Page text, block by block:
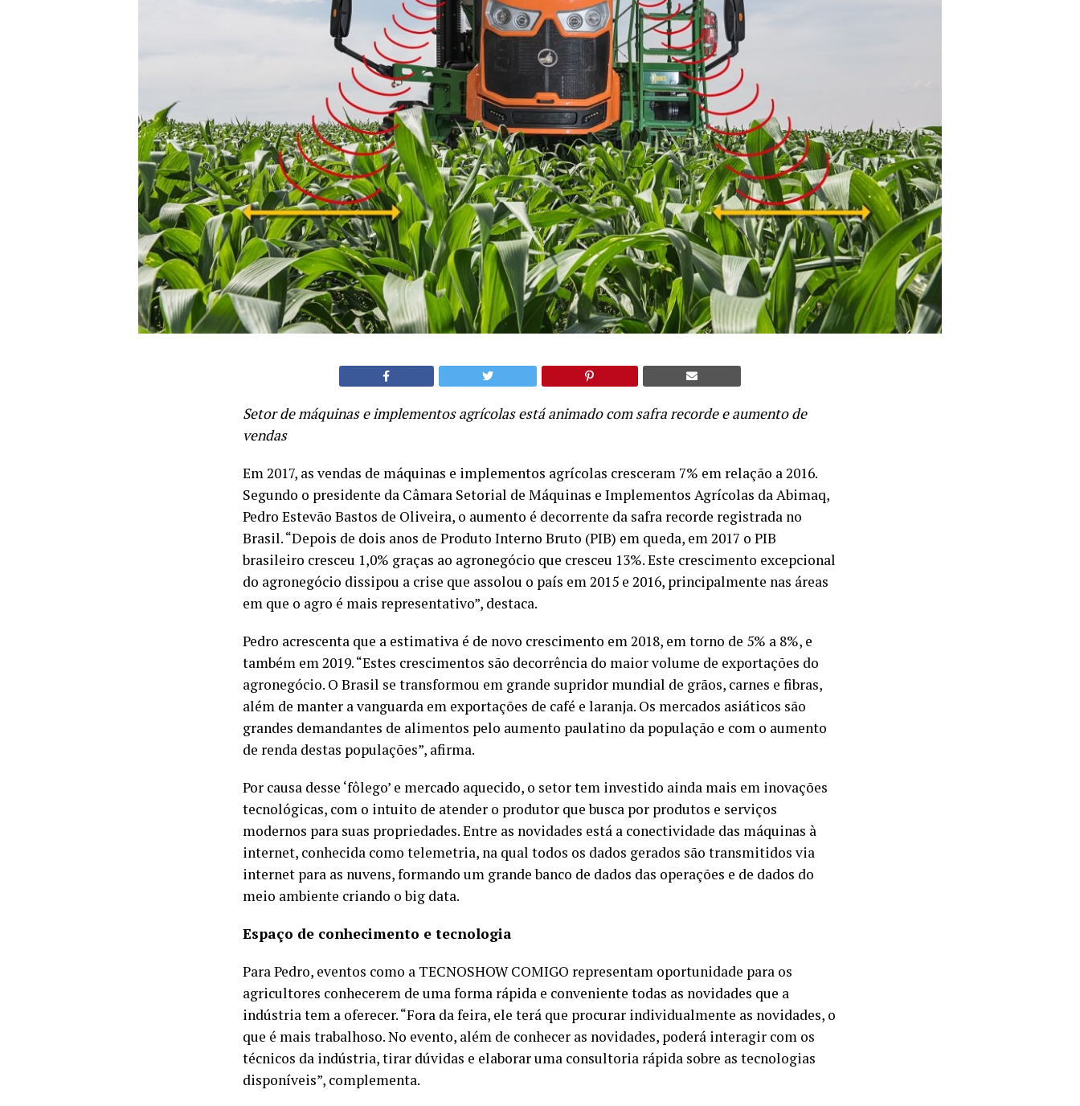
Setor de máquinas e implementos agrícolas está animado com safra recorde e aumento de
vendas
Em 2017, as vendas de máquinas e implementos agrícolas cresceram 7% em relação a 2016.
Segundo o presidente da Câmara Setorial de Máquinas e Implementos Agrícolas da Abimaq,
Pedro Estevão Bastos de Oliveira, o aumento é decorrente da safra recorde registrada no
Brasil. “Depois de dois anos de Produto Interno Bruto (PIB) em queda, em 2017 o PIB
brasileiro cresceu 1,0% graças ao agronegócio que cresceu 13%. Este crescimento excepcional
do agronegócio dissipou a crise que assolou o país em 2015 e 2016, principalmente nas áreas
em que o agro é mais representativo”, destaca.
Pedro acrescenta que a estimativa é de novo crescimento em 2018, em torno de 5% a 8%, e
também em 2019. “Estes crescimentos são decorrência do maior volume de exportações do
agronegócio. O Brasil se transformou em grande supridor mundial de grãos, carnes e fibras,
além de manter a vanguarda em exportações de café e laranja. Os mercados asiáticos são
grandes demandantes de alimentos pelo aumento paulatino da população e com o aumento
de renda destas populações”, afirma.
Por causa desse ‘fôlego’ e mercado aquecido, o setor tem investido ainda mais em inovações
tecnológicas, com o intuito de atender o produtor que busca por produtos e serviços
modernos para suas propriedades. Entre as novidades está a conectividade das máquinas à
internet, conhecida como telemetria, na qual todos os dados gerados são transmitidos via
internet para as nuvens, formando um grande banco de dados das operações e de dados do
meio ambiente criando o big data.
Espaço de conhecimento e tecnologia
Para Pedro, eventos como a TECNOSHOW COMIGO representam oportunidade para os
agricultores conhecerem de uma forma rápida e conveniente todas as novidades que a
indústria tem a oferecer. “Fora da feira, ele terá que procurar individualmente as novidades, o
que é mais trabalhoso. No evento, além de conhecer as novidades, poderá interagir com os
técnicos da indústria, tirar dúvidas e elaborar uma consultoria rápida sobre as tecnologias
disponíveis”, complementa.